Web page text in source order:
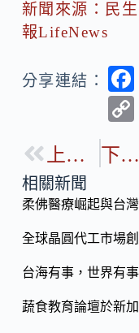
新聞來源：民
報LifeNews
分享連結：
bp
上一篇 下一篇
相關新聞
柔佛醫療崛起與台
全球晶圓代工市場
台海有事，世界有
蔬食教育論壇於新